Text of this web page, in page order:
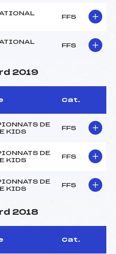
FFS
FFS
2019
Cat.
DE
KIDS
FFS
DE
KIDS
FFS
DE
KIDS
FFS
2018
Cat.